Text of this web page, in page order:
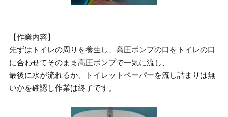
【作業内容】
先ずはトイレの周りを養生し、高圧ポンプの口をトイレの口
に合わせてそのまま高圧ポンプで一気に流し、
最後に水が流れるか、トイレットペーパーを流し詰まりは無
いかを確認し作業は終了です。